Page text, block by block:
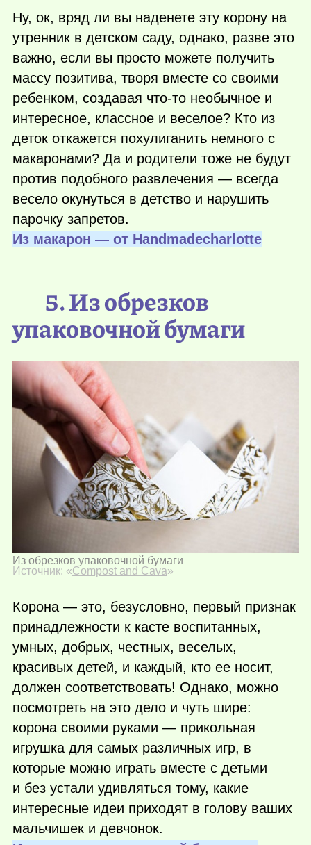
Ну, ок, вряд ли вы наденете эту корону на
утренник в детском саду, однако, разве это
важно, если вы просто можете получить
массу позитива, творя вместе со своими
ребенком, создавая что-то необычное и
интересное, классное и веселое? Кто из
деток откажется похулиганить немного с
макаронами? Да и родители тоже не будут
против подобного развлечения — всегда
весело окунуться в детство и нарушить
парочку запретов.
Из макарон — от Нandmadecharlotte
5. Из обрезков
упаковочной бумаги
Из обрезков упаковочной бумаги
Источник: «Compost and Cava»
Корона — это, безусловно, первый признак
принадлежности к касте воспитанных,
умных, добрых, честных, веселых,
красивых детей, и каждый, кто ее носит,
должен соответствовать! Однако, можно
посмотреть на это дело и чуть шире:
корона своими руками — прикольная
игрушка для самых различных игр, в
которые можно играть вместе с детьми
и без устали удивляться тому, какие
интересные идеи приходят в голову ваших
мальчишек и девчонок.